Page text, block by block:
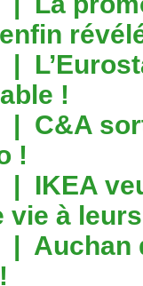
|
!
| C&A
!
| IKEA
vie à
| Auchan